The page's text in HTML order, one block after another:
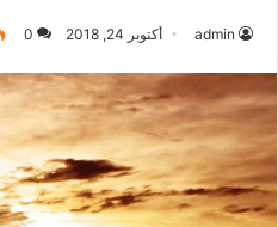
admin أكتوبر 24, 2018 0